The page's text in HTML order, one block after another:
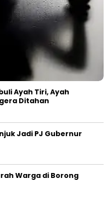
Ayah Tiri, Ayah
Ditahan
Jadi PJ Gubernur
Warga di Borong